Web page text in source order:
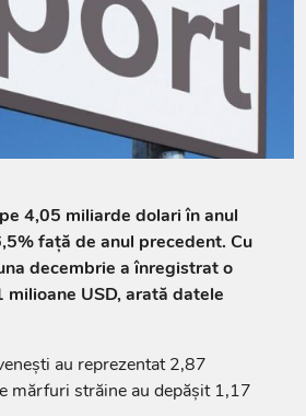
4,05 miliarde dolari în anul
față de anul precedent. Cu
decembrie a înregistrat o
USD, arată datele
au reprezentat 2,87
mărfuri străine au depășit 1,17